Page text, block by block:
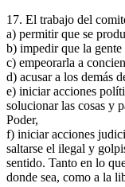
17. El trabajo del
a) permitir que se
b) impedir que la
c) empeorarla a
d) acusar a los demás
e) iniciar acciones
solucionar las cosas y
Poder,
f) iniciar acciones
saltarse el ilegal y
sentido. Tanto en lo
donde sea, como a la